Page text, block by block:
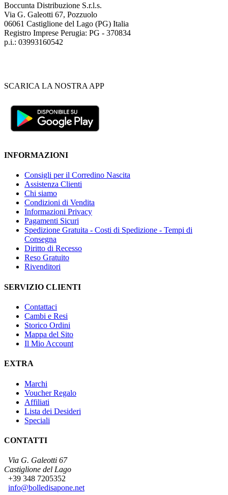
Boccunta Distribuzione S.r.l.s.
Via G. Galeotti 67, Pozzuolo
06061 Castiglione del Lago (PG) Italia
Registro Imprese Perugia: PG - 370834
p.i.: 03993160542
SCARICA LA NOSTRA APP
INFORMAZIONI
Consigli per il Corredino Nascita
Assistenza Clienti
Chi siamo
Condizioni di Vendita
Informazioni Privacy
Pagamenti Sicuri
Spedizione Gratuita - Costi di Spedizione - Tempi di
Consegna
Diritto di Recesso
Reso Gratuito
Rivenditori
SERVIZIO CLIENTI
Contattaci
Cambi e Resi
Storico Ordini
Mappa del Sito
Il Mio Account
EXTRA
Marchi
Voucher Regalo
Affiliati
Lista dei Desideri
Speciali
CONTATTI
Via G. Galeotti 67
Castiglione del Lago
+39 348 7205352
info@bolledisapone.net